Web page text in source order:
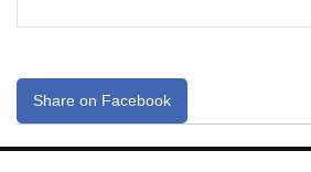
Share on Facebook